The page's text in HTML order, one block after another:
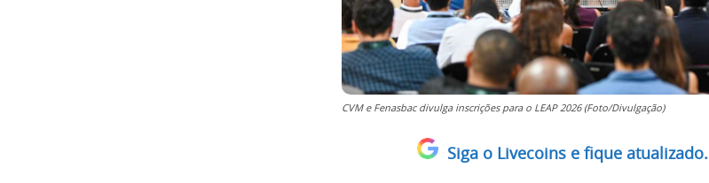
CVM e Fenasbac divulga inscrições para o LEAP 2026 (Foto/Divulgação)
Siga o Livecoins e fique atualizado.